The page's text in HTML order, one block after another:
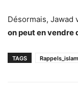
Désormais, Jawad
on peut en vendre
TAGS